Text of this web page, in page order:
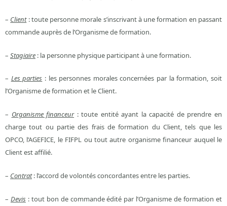
– Client: toute personne morale s’inscrivant à une formation en passant
commande auprès de l’Organisme de formation.
– Stagiaire : la personne physique participant à une formation.
– Les parties : les personnes morales concernées par la formation, soit
l’Organisme de formation et le Client.
– Organisme financeur: toute entité ayant la capacité de prendre en
charge tout ou partie des frais de formation du Client, tels que les
OPCO, l’AGEFICE, le FIFPL ou tout autre organisme financeur auquel le
Client est affilié.
– Contrat: l’accord de volontés concordantes entre les parties.
– Devis: tout bon de commande édité par l’Organisme de formation et